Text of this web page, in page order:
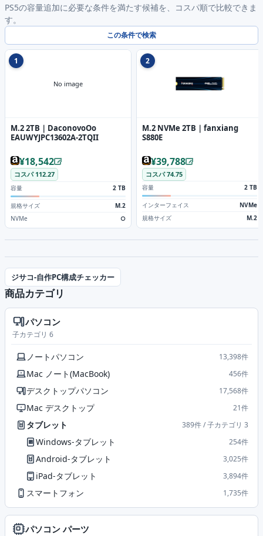
PS5の容量追加に必要な条件を満たす候補を、コスパ順で比較できま
す。
この条件で検索
1
No image
M.2 2TB｜DaconovoOo
EAUWYJPC13602A-2TQII
¥18,542
コスパ 112.27
容量 2 TB
規格サイズ
M.2
NVMe
○
2
M.2 NVMe 2TB｜fanxiang
S880E
¥39,788
コスパ 74.75
容量 2 TB
インターフェイス
NVMe
規格サイズ
M.2
ジサコ-自作PC構成チェッカー
商品カテゴリ
パソコン
子カテゴリ 6
ノートパソコン 13,398件
Mac ノート(MacBook) 456件
デスクトップパソコン 17,568件
Mac デスクトップ 21件
タブレット 389件 / 子カテゴリ 3
Windows-タブレット 254件
Android-タブレット 3,025件
iPad-タブレット 3,894件
スマートフォン 1,735件
パソコン パーツ